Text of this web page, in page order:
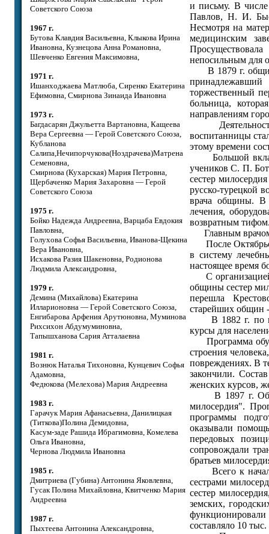
Советского Союза
1967 г.
Бутова Клавдия Васильевна, Клыкова Ирина
Ивановна, Кузнецова Анна Романовна,
Шевченко Евгения Максимовна,
1971 г.
Ишанходжаева Матлюба, Сиренко Екатерина
Ефимовна, Смирнова Зинаида Ивановна
1973 г.
Багдасарян Джульетта Вартановна, Кащеева
Вера Сергеевна — Герой Советского Союза,
Кубланова
Салипа,Нечипорчукова(Ноздрачева)Матрена
Семеновна,
Смирнова (Кухарская) Мария Петровна,
Щербаченко Мария Захаровна — Герой
Советского Союза
1975 г.
Бойко Надежда Андреевна, Варцаба Евдокия
Павловна,
Голухова Софья Васильевна, Иванова-Щекина
Вера Ивановна,
Исхакова Разия Шакеновна, Родионова
Людмила Александровна,
1979 г.
Демина (Михайлова) Екатерина
Илларионовна — Герой Советского Союза,
Енгибарова Арфения Арутюновна, Муминова
Рихсихон Абдумуминовна,
Тапышханова Сария Атталаевна
1981 г.
Вознюк Наталья Тихоновна, Кунцевич Софья
Адамовна,
Федюкова (Мелехова) Мария Андреевна
1983 г.
Гарачук Мария Афанасьевна, Данилицкая
(Титкова)Полина Демидовна,
Касум-заде Рашида Ибрагимовна, Комелева
Ольга Ивановна,
Чернова Людмила Ивановна
1985 г.
Дмитриева (Губина) Антонина Яковлевна,
Гусак Полина Михайловна, Квитченко Мария
Андреевна
1987 г.
Пыхтеева Антонина Александровна,
и письму. В
Павлов, Н. И.
Несмотря на
медицинским
непосильным для
В 1879 г.
принадлежавший
торжественный
больница,
направлениям
Деятельность
воспитанницы
этому времени
Большой вклад
учеников С. П.
сестер
русско-турецкой
врача общины. В
лечения,
возвратным
Главным
После
в систему
настоящее время
С организацией
общины сестер
перешла
старейших общин
В 1882 г. по
курсы для
Программа
строения
повреждениях. В
закончили.
женских курсов,
В 1897 г.
милосердия".
программы
оказывали
передовых
сопровождали
братьев
Всего к началу
сестрами
сестер
земских,
составляло 10 тыс.